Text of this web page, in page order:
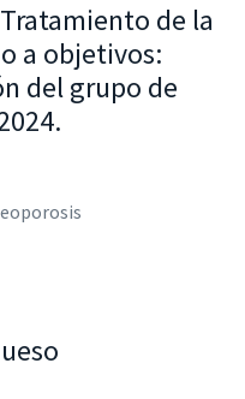
de la
a objetivos:
del grupo de